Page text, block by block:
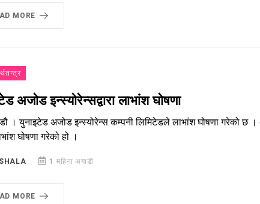
MORE
अजोड इन्स्योरेन्सद्वारा लाभांश घोषणा
। युनाइटेड अजोड इन्स्योरेन्स कम्पनी लिमिटेडले लाभांश घोषणा
घोषणा गरेको हो ।
1 महिना अगाडी
MORE